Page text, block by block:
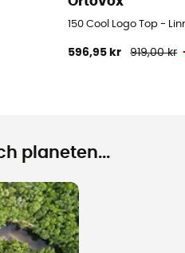
150 Cool Logo Top -
596,95 kr 919,00 kr
planeten...